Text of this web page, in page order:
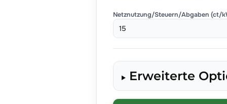
Netznutzung/Steuern/Abgaben (ct/
Erweiterte